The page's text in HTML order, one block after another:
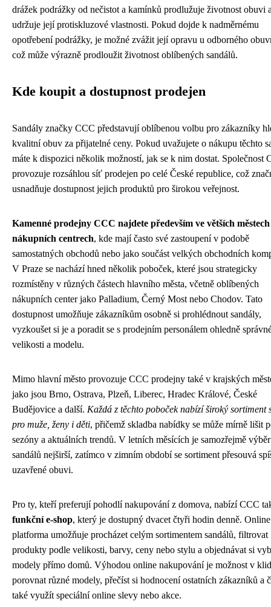
drážek podrážky od nečistot a kamínků prodlužuje životnost obuvi
udržuje její protiskluzové vlastnosti. Pokud dojde k nadměrnému
opotřebení podrážky, je možné zvážit její opravu u odborného
což může výrazně prodloužit životnost oblíbených sandálů.
Kde koupit a dostupnost prodejen
Sandály značky CCC představují oblíbenou volbu pro zákazníky
kvalitní obuv za přijatelné ceny. Pokud uvažujete o nákupu těchto
máte k dispozici několik možností, jak se k nim dostat. Společnost
provozuje rozsáhlou síť prodejen po celé České republice, což
usnadňuje dostupnost jejich produktů pro širokou veřejnost.
Kamenné prodejny CCC najdete především ve větších
nákupních centrech, kde mají často své zastoupení v podobě
samostatných obchodů nebo jako součást velkých obchodních
V Praze se nachází hned několik poboček, které jsou strategicky
rozmístěny v různých částech hlavního města, včetně oblíbených
nákupních center jako Palladium, Černý Most nebo Chodov. Tato
dostupnost umožňuje zákazníkům osobně si prohlédnout sandály,
vyzkoušet si je a poradit se s prodejním personálem ohledně
velikosti a modelu.
Mimo hlavní město provozuje CCC prodejny také v krajských
jako jsou Brno, Ostrava, Plzeň, Liberec, Hradec Králové, České
Budějovice a další. Každá z těchto poboček nabízí široký sortiment
pro muže, ženy i děti, přičemž skladba nabídky se může mírně lišit
sezóny a aktuálních trendů. V letních měsících je samozřejmě výběr
sandálů nejširší, zatímco v zimním období se sortiment přesouvá
uzavřené obuvi.
Pro ty, kteří preferují pohodlí nakupování z domova, nabízí CCC
funkční e-shop, který je dostupný dvacet čtyři hodin denně. Online
platforma umožňuje procházet celým sortimentem sandálů, filtrovat
produkty podle velikosti, barvy, ceny nebo stylu a objednávat si
modely přímo domů. Výhodou online nakupování je možnost v
porovnat různé modely, přečíst si hodnocení ostatních zákazníků a
také využít speciální online slevy nebo akce.